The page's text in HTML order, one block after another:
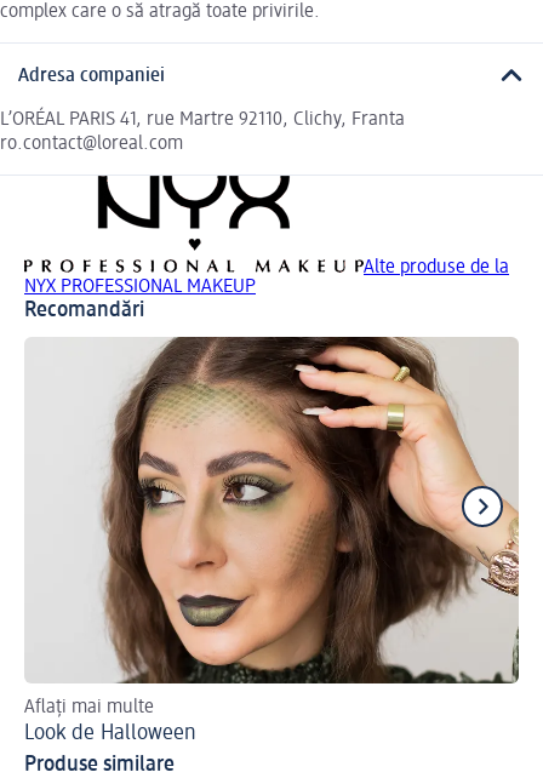
complex care o să atragă toate privirile.
Adresa companiei
L’ORÉAL PARIS 41, rue Martre 92110, Clichy, Franta
ro.contact@loreal.com
Alte produse de la
NYX PROFESSIONAL MAKEUP
Recomandări
Aflați mai multe
Look de Halloween
Produse similare